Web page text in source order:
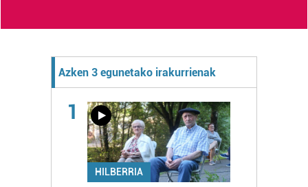
Azken 3 egunetako irakurrienak
1
HILBERRIA